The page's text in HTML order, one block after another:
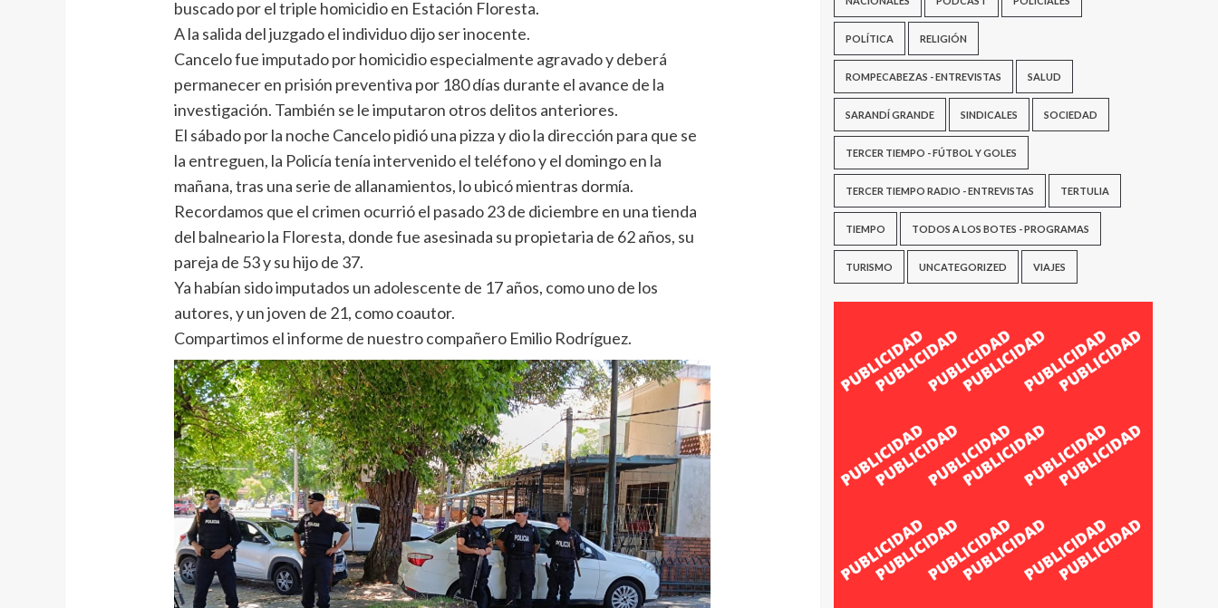
buscado por el triple homicidio en Estación Floresta.
A la salida del juzgado el individuo dijo ser inocente.
Cancelo fue imputado por homicidio especialmente agravado y deberá
permanecer en prisión preventiva por 180 días durante el avance de la
investigación. También se le imputaron otros delitos anteriores.
El sábado por la noche Cancelo pidió una pizza y dio la dirección para que se
la entreguen, la Policía tenía intervenido el teléfono y el domingo en la
mañana, tras una serie de allanamientos, lo ubicó mientras dormía.
Recordamos que el crimen ocurrió el pasado 23 de diciembre en una tienda
del balneario la Floresta, donde fue asesinada su propietaria de 62 años, su
pareja de 53 y su hijo de 37.
Ya habían sido imputados un adolescente de 17 años, como uno de los
autores, y un joven de 21, como coautor.
Compartimos el informe de nuestro compañero Emilio Rodríguez.
POLÍTICA RELIGIÓN
ROMPECABEZAS - ENTREVISTAS SALUD
SARANDÍ GRANDE SINDICALES SOCIEDAD
TERCER TIEMPO - FÚTBOL Y GOLES
TERCER TIEMPO RADIO - ENTREVISTAS TERTULIA
TIEMPO TODOS A LOS BOTES - PROGRAMAS
TURISMO UNCATEGORIZED VIAJES